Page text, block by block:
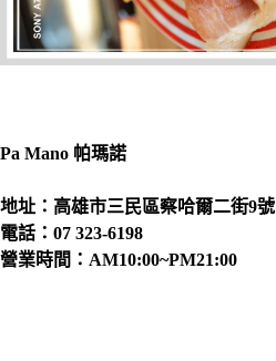
Pa Mano 帕瑪諾
地址：高雄市三民區察哈爾二街9號
電話：07 323-6198
營業時間：AM10:00~PM21:00